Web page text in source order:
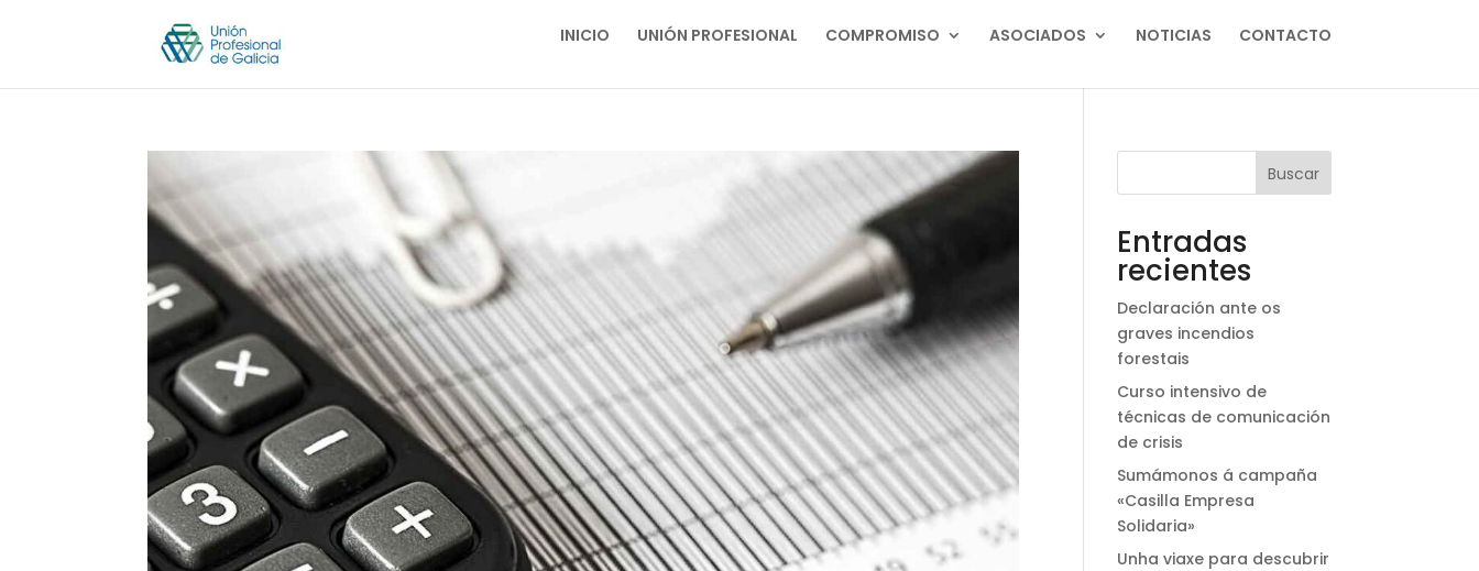
INICIO UNIÓN PROFESIONAL COMPROMISO ASOCIADOS NOTICIAS CONTACTO
Buscar
Entradas
recientes
Declaración ante os
graves incendios
forestais
Curso intensivo de
técnicas de comunicación
de crisis
Sumámonos á campaña
«Casilla Empresa
Solidaria»
Unha viaxe para descubrir